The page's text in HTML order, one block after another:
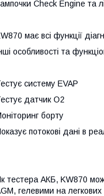
Check Engine та
має всі функції
особливості та
систему EVAP
датчик О2
борту
потокові дані в
тестера АКБ, KW870
гелевими на